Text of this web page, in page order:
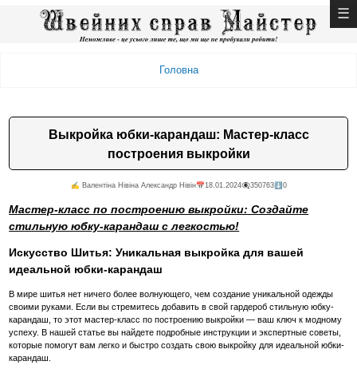
Головна
Выкройка юбки-карандаш: Мастер-класс
построения выкройки
✍️ Валентiна Нiвiна Александр Нiвiн📅18.01.2024👁️‍🗨️350763⬇️0
Мастер-класс по построению выкройки: Создайте
стильную юбку-карандаш с легкостью!
Искусство Шитья: Уникальная выкройка для вашей
идеальной юбки-карандаш
В мире шитья нет ничего более волнующего, чем создание уникальной одежды
своими руками. Если вы стремитесь добавить в свой гардероб стильную юбку-
карандаш, то этот мастер-класс по построению выкройки — ваш ключ к модному
успеху. В нашей статье вы найдете подробные инструкции и экспертные советы,
которые помогут вам легко и быстро создать свою выкройку для идеальной юбки-
карандаш.